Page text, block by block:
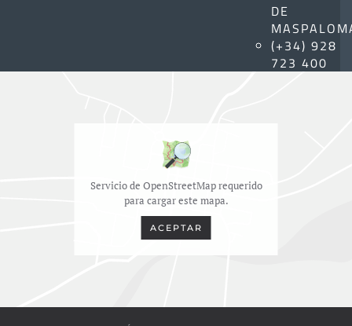
DE
(+34) 928
723 400
Servicio de OpenStreetMap requerido
para cargar este mapa.
ACEPTAR